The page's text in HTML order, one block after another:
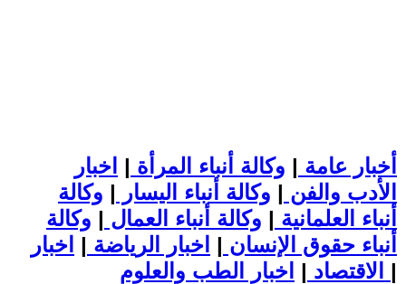
أخبار عامة | وكالة أنباء المرأة | اخبار
الأدب والفن | وكالة أنباء اليسار | وكالة
أنباء العلمانية | وكالة أنباء العمال | وكالة
أنباء حقوق الإنسان | اخبار الرياضة | اخبار
الاقتصاد | |